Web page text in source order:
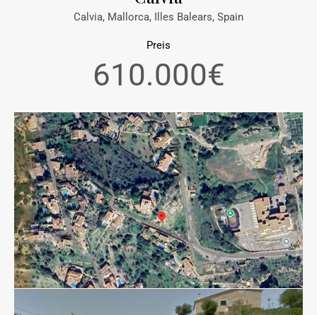
Calvia, Mallorca, Illes Balears, Spain
Preis
610.000€